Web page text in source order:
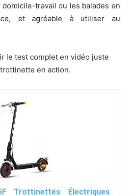
travail ou les balades en
et agréable à utiliser au
le test complet en vidéo juste
en action.
Trottinettes Électriques